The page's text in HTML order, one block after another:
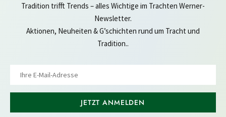
Tradition trifft Trends – alles Wichtige im Trachten Werner-
Newsletter.
Aktionen, Neuheiten & G’schichten rund um Tracht und
Tradition..
JETZT ANMELDEN